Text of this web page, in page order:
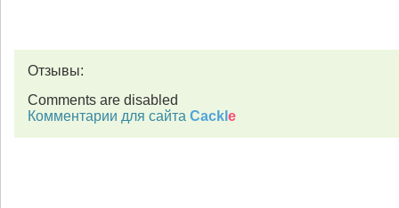
Отзывы:
Comments are disabled
Комментарии для сайта Cackl e